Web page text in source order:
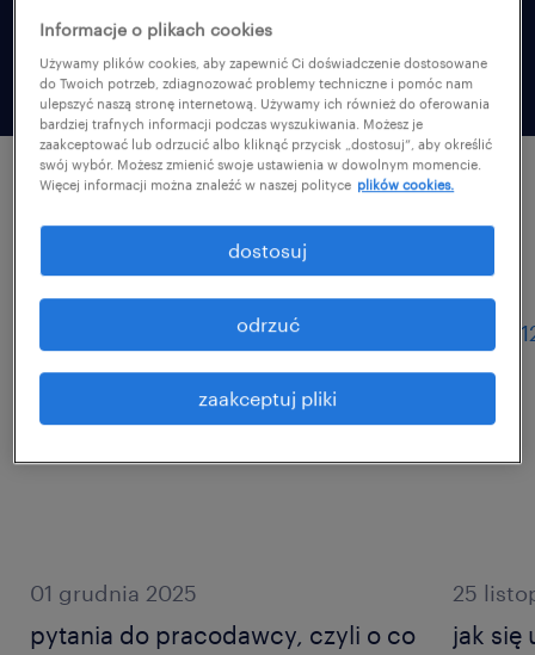
przygotuj się do rozmowy kwalifikacyjnej
najlepiej jak możesz!
zobacz wszystkie artykuły
01 grudnia 2025
pytania do pracodawcy, czyli o co
25
jak się
Informacje o plikach cookies
Używamy plików cookies, aby zapewnić Ci doświadczenie dostosowane
do Twoich potrzeb, zdiagnozować problemy techniczne i pomóc nam
ulepszyć naszą stronę internetową. Używamy ich również do oferowania
bardziej trafnych informacji podczas wyszukiwania. Możesz je
zaakceptować lub odrzucić albo kliknąć przycisk „dostosuj”, aby określić
swój wybór. Możesz zmienić swoje ustawienia w dowolnym momencie.
Więcej informacji można znaleźć w naszej polityce plików cookies.
zaakceptuj pliki
odrzuć
dostosuj